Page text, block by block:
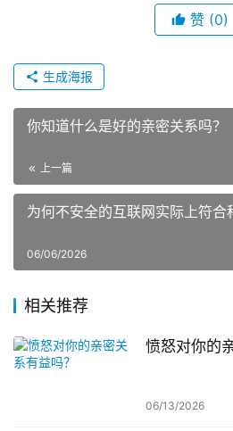
赞 (0)
生成海报
你知道什么是好的亲密关系吗？
上一篇
为何不安全的互联网实际上符合
06/06/2026
相关推荐
愤怒对你的
06/13/2026